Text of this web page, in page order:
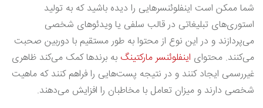
شما ممکن است اینفلوئنسرهایی را دیده باشید که به تولید
استوری‌های تبلیغاتی در قالب سلفی یا ویدئوهای شخصی
می‌پردازند و در این نوع از محتوا به طور مستقیم با دوربین صحبت
می‌کنند. محتوای اینفلوئنسر مارکتینگ به برندها کمک می‌کند ظاهری
غیررسمی ایجاد کنند و در نتیجه پست‌هایی را فراهم کنند که ماهیت
شخصی دارند و میزان تعامل با مخاطبان را افزایش می‌دهند.